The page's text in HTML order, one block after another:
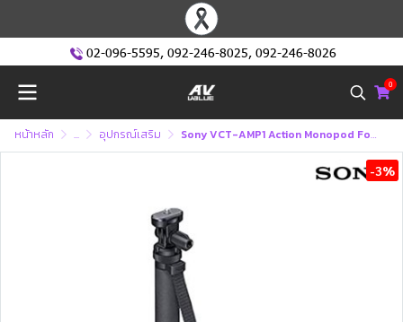
02-096-5595, 092-246-8025, 092-246-8026
0
หน้าหลัก ... อุปกรณ์เสริม Sony VCT-AMP1 Action Monopod For Action Cam
-3%